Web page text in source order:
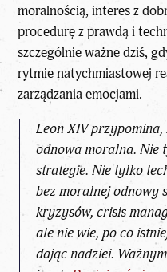
moralnością, interes z
procedurę z prawdą i
szczególnie ważne dziś,
rytmie natychmiastowej
zarządzania emocjami.
Leon XIV
odnowa moralna. Nie
strategie. Nie tylko
bez moralnej odnowy
kryzysów,crisis
ale nie wie, po co
dając nadziei.